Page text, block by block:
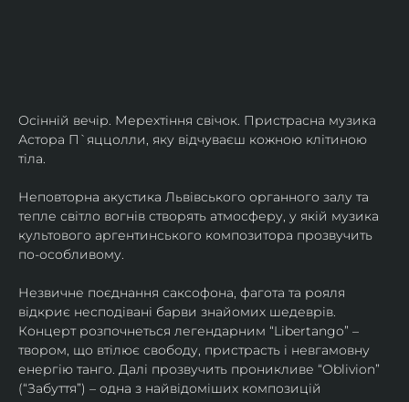
Осінній вечір. Мерехтіння свічок. Пристрасна музика
Астора П`яццолли, яку відчуваєш кожною клітиною
тіла.
Неповторна акустика Львівського органного залу та
тепле світло вогнів створять атмосферу, у якій музика
культового аргентинського композитора прозвучить
по-особливому.
Незвичне поєднання саксофона, фагота та рояля
відкриє несподівані барви знайомих шедеврів.
Концерт розпочнеться легендарним “Libertango” –
твором, що втілює свободу, пристрасть і невгамовну
енергію танго. Далі прозвучить проникливе “Oblivion”
(“Забуття”) – одна з найвідоміших композицій